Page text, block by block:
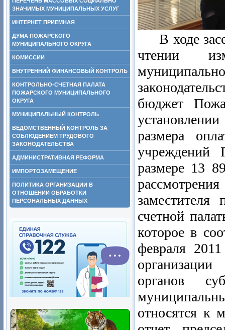
ЗНАЧИМЫХ МУНИЦИПАЛЬНЫХ УСЛУГ
ИНТЕРНЕТ ПРИЕМНАЯ
ДУМА ПОЖАРСКОГО
МУНИЦИПАЛЬНОГО ОКРУГА
КОМИССИИ
ВНУТРЕННИЙ ФИНАНСОВЫЙ КОНТРОЛЬ
КОНТРОЛЬНО-СЧЕТНАЯ ПАЛАТА
ПОЖАРСКОГО МУНИЦИПАЛЬНОГО
ОКРУГА
МУНИЦИПАЛЬНЫЙ КОНТРОЛЬ
ВЕДОМСТВЕННЫЙ КОНТРОЛЬ ЗА
СОБЛЮДЕНИЕМ ТРУДОВОГО
ЗАКОНОДАТЕЛЬСТВА
АДМИНИСТРАТИВНАЯ РЕФОРМА
ИМПОРТОЗАМЕЩЕНИЕ
ПОЛИТИКА ОРГАНИЗАЦИИ В
ОТНОШЕНИИ ОБРАБОТКИ
ПЕРСОНАЛЬНЫХ ДАННЫХ
В ходе
чтении
бюджет
размера
учреждений
размере 13
заместителя
счетной
которое в
февраля
органов
относятся к